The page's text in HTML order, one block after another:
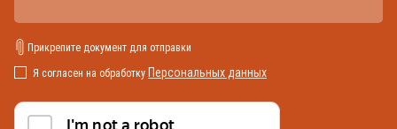
Прикрепите документ для отправки
Я согласен на обработку Персональных данных